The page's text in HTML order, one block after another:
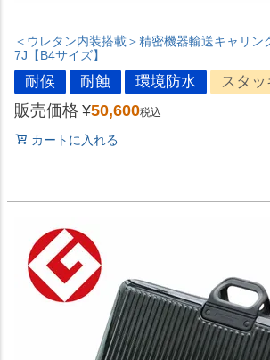
＜ウレタン内装搭載＞精密機器輸送キャリン
7J【B4サイズ】
耐候 耐蝕 環境防水 スタ
販売価格 ¥50,600税込
カートに入れる